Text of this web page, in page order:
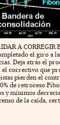
A CORREGIR
el giro a
Deja atrás el
el correctivo que
pierden el
de retroceso
y mínimos
de la caída,